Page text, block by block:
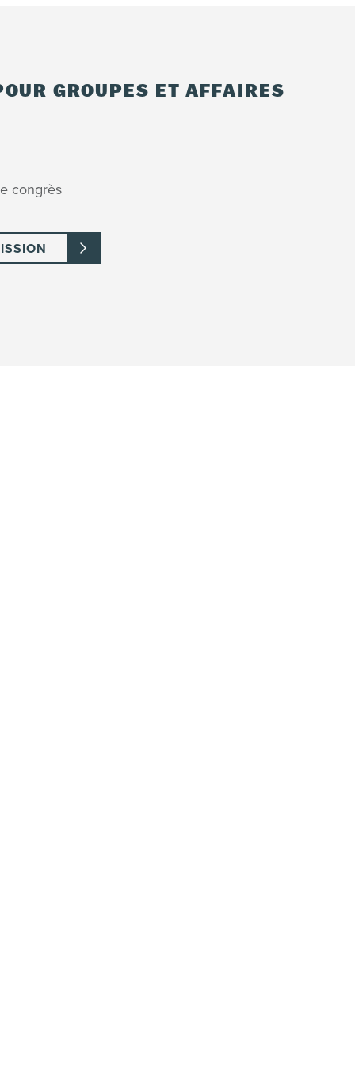
20 février 2027, 26 février au 6 mars 2027, 12 au
sera entièrement remboursé.
est non remboursable.
2027 :
sera entièrement remboursé.
est non remboursable.
GROUPES ET AFFAIRES
congrès